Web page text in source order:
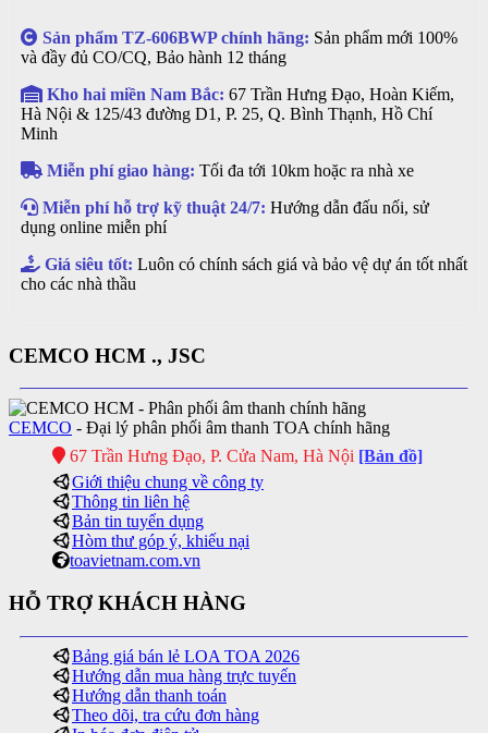
Sản phẩm TZ-606BWP chính hãng: Sản phẩm mới 100%
và đầy đủ CO/CQ, Bảo hành 12 tháng
Kho hai miền Nam Bắc: 67 Trần Hưng Đạo, Hoàn Kiếm,
Hà Nội & 125/43 đường D1, P. 25, Q. Bình Thạnh, Hồ Chí
Minh
Miễn phí giao hàng: Tối đa tới 10km hoặc ra nhà xe
Miễn phí hỗ trợ kỹ thuật 24/7: Hướng dẫn đấu nối, sử
dụng online miễn phí
Giá siêu tốt: Luôn có chính sách giá và bảo vệ dự án tốt nhất
cho các nhà thầu
CEMCO HCM ., JSC
CEMCO - Đại lý phân phối âm thanh TOA chính hãng
67 Trần Hưng Đạo, P. Cửa Nam, Hà Nội [Bản đồ]
Giới thiệu chung về công ty
Thông tin liên hệ
Bản tin tuyển dụng
Hòm thư góp ý, khiếu nại
toavietnam.com.vn
HỖ TRỢ KHÁCH HÀNG
Bảng giá bán lẻ LOA TOA 2026
Hướng dẫn mua hàng trực tuyến
Hướng dẫn thanh toán
Theo dõi, tra cứu đơn hàng